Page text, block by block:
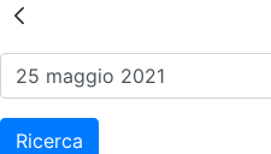
Risultati
Ricerca